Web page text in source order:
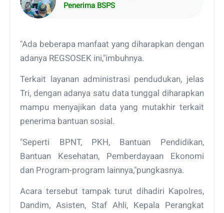
Penerima BSPS
"Ada beberapa manfaat yang diharapkan dengan
adanya REGSOSEK ini,"imbuhnya.
Terkait layanan administrasi pendudukan, jelas
Tri, dengan adanya satu data tunggal diharapkan
mampu menyajikan data yang mutakhir terkait
penerima bantuan sosial.
"Seperti BPNT, PKH, Bantuan Pendidikan,
Bantuan Kesehatan, Pemberdayaan Ekonomi
dan Program-program lainnya,"pungkasnya.
Acara tersebut tampak turut dihadiri Kapolres,
Dandim, Asisten, Staf Ahli, Kepala Perangkat